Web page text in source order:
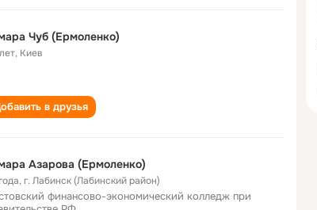
Чуб (Ермоленко)
, Киев
в друзья
Азарова (Ермоленко)
,г. Лабинск (Лабинский район)
финансово-экономический колледж при